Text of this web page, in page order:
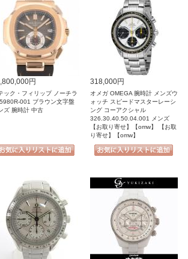
円 318,000円
ック・フィリップ ノーチラ
001 ブラウン文字盤
ズ 腕時計 中古
オメガ OMEGA 腕時計 メンズウ
ォッチ スピードマスターレーシ
ング コーアクシャル
326.30.40.50.04.001 メンズ
【お取り寄せ】【omw】 【お取
り寄せ】【omw】